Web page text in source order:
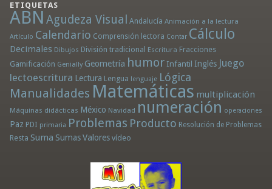
ETIQUETAS
ABN Agudeza Visual Andalucía Animación a la lectura
Artículo Calendario Comprensión lectora Contar Cálculo
Decimales Dibujos División tradicional Escritura Fracciones
Gamificación Genially Geometría humor Infantil Inglés Juego
lectoescritura Lectura Lengua lenguaje Lógica
Manualidades Matemáticas multiplicación
Máquinas didácticas México Navidad numeración operaciones
Paz PDI primaria Problemas Producto Resolución de Problemas
Resta Suma Sumas Valores vídeo